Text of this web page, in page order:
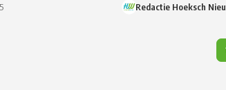
Redactie Hoeksch